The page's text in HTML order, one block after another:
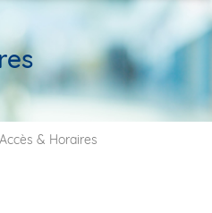
Accès & Horaires